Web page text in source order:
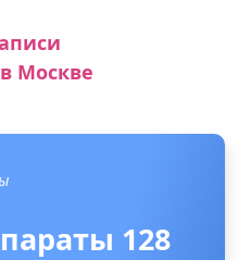
Москве
128